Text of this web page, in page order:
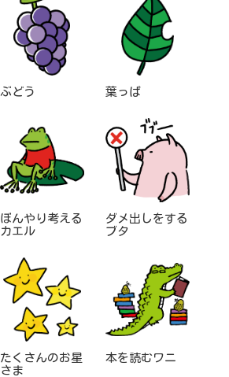
ぶどう 葉っぱ
ぼんやり考える
カエル
ダメ出しをする
ブタ
たくさんのお星
さま
本を読むワニ